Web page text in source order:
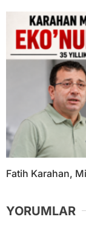
Fatih Karahan,
YORUMLAR